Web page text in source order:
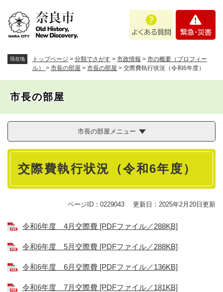
あ
問
・
現在地 トップページ > 分類でさがす > 市政情報 > 市の概要（プロフィー
ル） > 市長の部屋 > 市長の部屋 > 交際費執行状況（令和6年度）
市長の部屋
市長の部屋メニュー
本
交際費執行状況（令和6年度）
ページID：0229043 更新日：2025年2月20日更新
令和6年度 4月交際費 [PDFファイル／288KB]
令和6年度 5月交際費 [PDFファイル／288KB]
令和6年度 6月交際費 [PDFファイル／136KB]
令和6年度 7月交際費 [PDFファイル／181KB]